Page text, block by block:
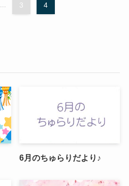
3 4
6月のちゅらりだより♪